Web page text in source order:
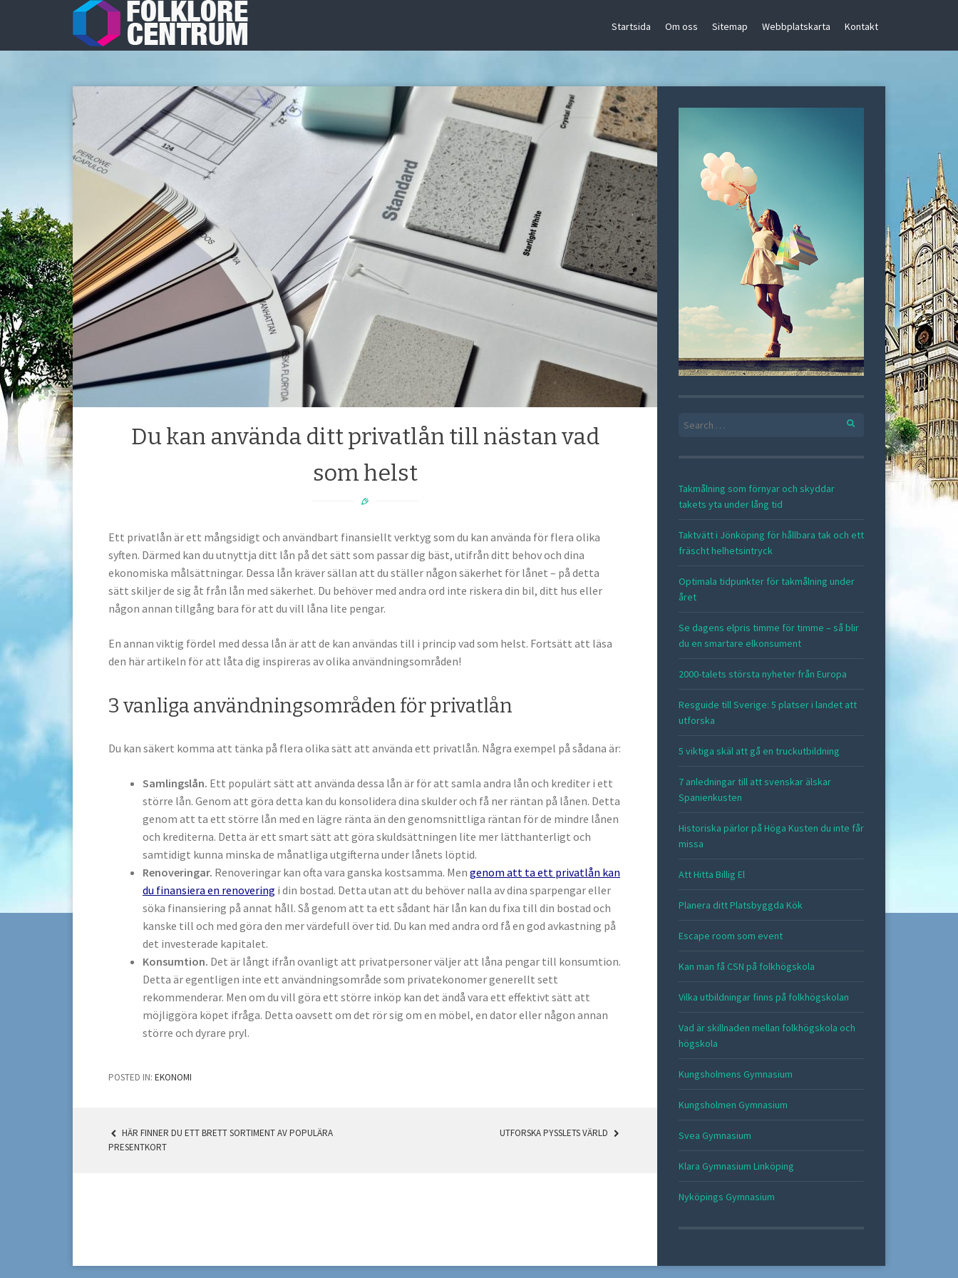
Startsida Om oss Sitemap Webbplatskarta Kontakt
Du kan använda ditt privatlån till nästan vad
som helst
Ett privatlån är ett mångsidigt och användbart finansiellt verktyg som du kan använda för flera olika
syften. Därmed kan du utnyttja ditt lån på det sätt som passar dig bäst, utifrån ditt behov och dina
ekonomiska målsättningar. Dessa lån kräver sällan att du ställer någon säkerhet för lånet – på detta
sätt skiljer de sig åt från lån med säkerhet. Du behöver med andra ord inte riskera din bil, ditt hus eller
någon annan tillgång bara för att du vill låna lite pengar.
En annan viktig fördel med dessa lån är att de kan användas till i princip vad som helst. Fortsätt att läsa
den här artikeln för att låta dig inspireras av olika användningsområden!
3 vanliga användningsområden för privatlån
Du kan säkert komma att tänka på flera olika sätt att använda ett privatlån. Några exempel på sådana är:
Samlingslån. Ett populärt sätt att använda dessa lån är för att samla andra lån och krediter i ett
större lån. Genom att göra detta kan du konsolidera dina skulder och få ner räntan på lånen. Detta
genom att ta ett större lån med en lägre ränta än den genomsnittliga räntan för de mindre lånen
och krediterna. Detta är ett smart sätt att göra skuldsättningen lite mer lätthanterligt och
samtidigt kunna minska de månatliga utgifterna under lånets löptid.
Renoveringar. Renoveringar kan ofta vara ganska kostsamma. Men genom att ta ett privatlån kan
du finansiera en renovering i din bostad. Detta utan att du behöver nalla av dina sparpengar eller
söka finansiering på annat håll. Så genom att ta ett sådant här lån kan du fixa till din bostad och
kanske till och med göra den mer värdefull över tid. Du kan med andra ord få en god avkastning på
det investerade kapitalet.
Konsumtion. Det är långt ifrån ovanligt att privatpersoner väljer att låna pengar till konsumtion.
Detta är egentligen inte ett användningsområde som privatekonomer generellt sett
rekommenderar. Men om du vill göra ett större inköp kan det ändå vara ett effektivt sätt att
möjliggöra köpet ifråga. Detta oavsett om det rör sig om en möbel, en dator eller någon annan
större och dyrare pryl.
POSTED IN: EKONOMI
POST
HÄR FINNER DU ETT BRETT SORTIMENT AV POPULÄRA
PRESENTKORT
UTFORSKA PYSSLETS VÄRLD
Search
Takmålning som förnyar och skyddar
takets yta under lång tid
Taktvätt i Jönköping för hållbara tak och ett
fräscht helhetsintryck
Optimala tidpunkter för takmålning under
året
Se dagens elpris timme för timme – så blir
du en smartare elkonsument
2000-talets största nyheter från Europa
Resguide till Sverige: 5 platser i landet att
utforska
5 viktiga skäl att gå en truckutbildning
7 anledningar till att svenskar älskar
Spanienkusten
Historiska pärlor på Höga Kusten du inte får
missa
Att Hitta Billig El
Planera ditt Platsbyggda Kök
Escape room som event
Kan man få CSN på folkhögskola
Vilka utbildningar finns på folkhögskolan
Vad är skillnaden mellan folkhögskola och
högskola
Kungsholmens Gymnasium
Kungsholmen Gymnasium
Svea Gymnasium
Klara Gymnasium Linköping
Nyköpings Gymnasium